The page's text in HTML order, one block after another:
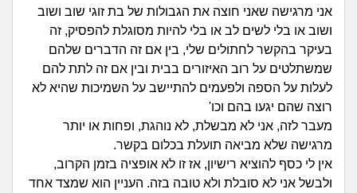
מתחם הטיפים
מדורים
זוגיות
היריון ולידה
הורות ומשפחה
חיפוש שאלות
הרשמה | התחברות
אני מרגישה שאני חוצה את הגבולות של בת זוגי שוב ושוב
ושוב או בלי לשים לב או בלי להיות מסוגלת להפסיק, זה
בעיקר בהקשר לחתולים שלי, בין אם זה הדברים שלהם
שמשתלטים על רוב האיזורים בבית ובין אם זה לתת להם
לעלות על הספה ולפעמים להתיישב על השמיכות שהיא לא
רוצה שהם יגעו בהם וכו'
מעבר לזה, אני לא מבשלת, לא נוהגת, ופחות או יותר
מרגישה שלא מביאה תועלת בכלום בקשר.
אין לי כסף להוציא רישיון, אז זו לא אופציה בזמן הקרוב,
ולבשל אני לא סובלת ולא טובה בזה. העניין הוא שמצד אחד